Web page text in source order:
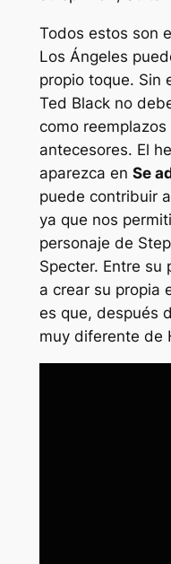
Todos estos son
Los Ángeles
propio toque. Sin
Ted Black no
como reemplazos
antecesores. El
aparezca en Se
puede contribuir
ya que nos
personaje de
Specter. Entre su
a crear su propia
es que, después
muy diferente de